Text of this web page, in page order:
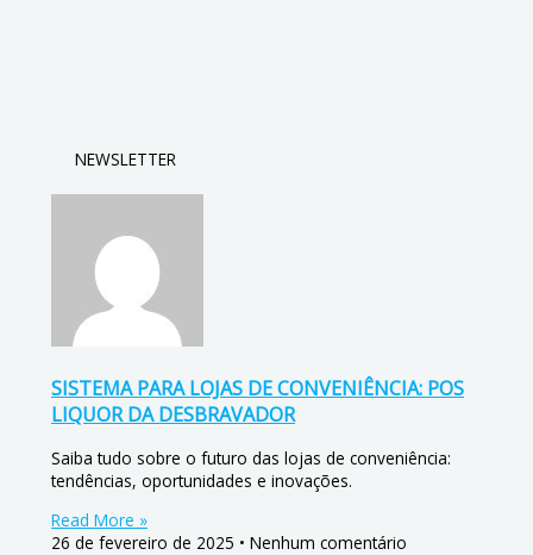
NEWSLETTER
SISTEMA PARA LOJAS DE CONVENIÊNCIA: POS
LIQUOR DA DESBRAVADOR
Saiba tudo sobre o futuro das lojas de conveniência:
tendências, oportunidades e inovações.
Read More »
26 de fevereiro de 2025
Nenhum comentário